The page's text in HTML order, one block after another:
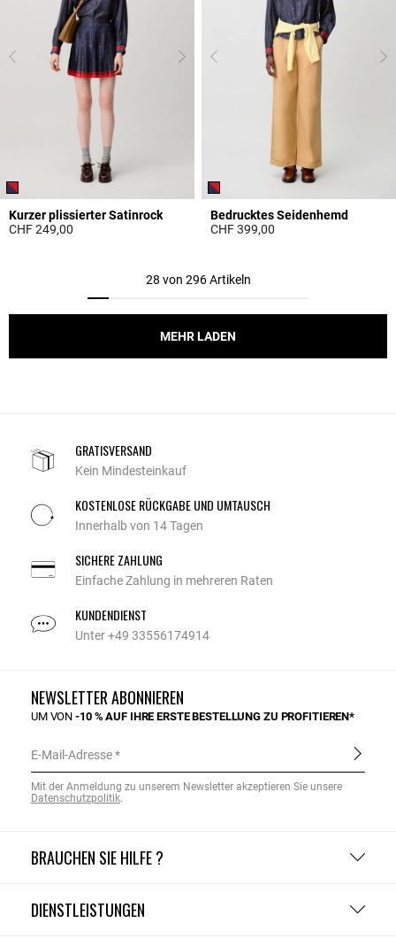
Kurzer plissierter Satinrock
CHF 249,00
Bedrucktes Seidenhemd
CHF 399,00
28 von 296 Artikeln
MEHR LADEN
GRATISVERSAND
Kein Mindesteinkauf
KOSTENLOSE RÜCKGABE UND UMTAUSCH
Innerhalb von 14 Tagen
SICHERE ZAHLUNG
Einfache Zahlung in mehreren Raten
KUNDENDIENST
Unter +49 33556174914
BRAUCHEN SIE HILFE ?
DIENSTLEISTUNGEN
NEWSLETTER ABONNIEREN
UM VON-10 % AUF IHRE ERSTE BESTELLUNG ZU PROFITIEREN*
E-Mail-Adresse
Mit der Anmeldung zu unserem Newsletter akzeptieren Sie unsere
Datenschutzpolitik.